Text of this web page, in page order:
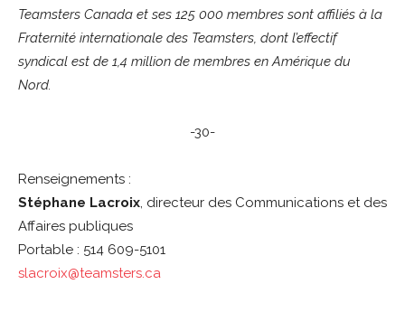
Teamsters Canada et ses 125 000 membres sont affiliés à la
Fraternité internationale des Teamsters, dont l’effectif
syndical est de 1,4 million de membres en Amérique du
Nord.
-30-
Renseignements :
Stéphane Lacroix, directeur des Communications et des
Affaires publiques
Portable : 514 609-5101
slacroix@teamsters.ca